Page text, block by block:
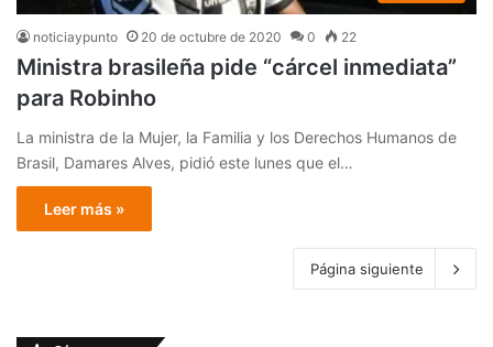
noticiaypunto 20 de octubre de 2020 0 22
Ministra brasileña pide “cárcel inmediata”
para Robinho
La ministra de la Mujer, la Familia y los Derechos Humanos de
Brasil, Damares Alves, pidió este lunes que el…
Leer más »
Página siguiente